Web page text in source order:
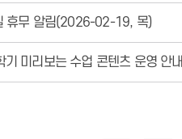
휴무 알림(2026-02-19, 목)
미리보는 수업 콘텐츠 운영 안내